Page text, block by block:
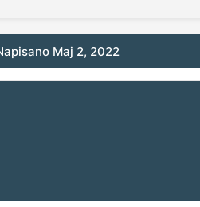
Maj 2, 2022